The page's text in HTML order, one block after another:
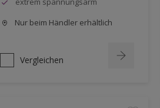
Nur beim Händler erhältlich
Vergleichen